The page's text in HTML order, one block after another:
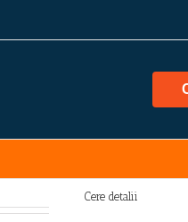
Cere detalii